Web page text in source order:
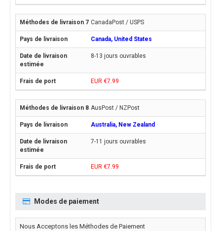
CanadaPost / USPS
Canada, United States
8-13 jours ouvrables
EUR €7.99
AusPost / NZPost
Australia, New Zealand
7-11 jours ouvrables
EUR €7.99
Modes de paiement
Nous Acceptons les Méthodes de Paiement